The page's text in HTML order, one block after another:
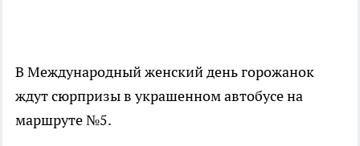
В Международный женский день горожанок
ждут сюрпризы в украшенном автобусе на
маршруте №5.